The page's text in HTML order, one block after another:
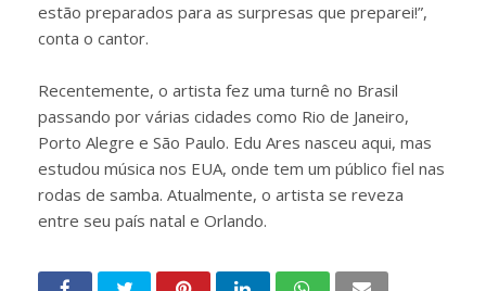
estão preparados para as surpresas que preparei!”,
conta o cantor.
Recentemente, o artista fez uma turnê no Brasil
passando por várias cidades como Rio de Janeiro,
Porto Alegre e São Paulo. Edu Ares nasceu aqui, mas
estudou música nos EUA, onde tem um público fiel nas
rodas de samba. Atualmente, o artista se reveza
entre seu país natal e Orlando.